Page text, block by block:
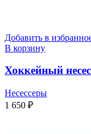
Добавить в
В корзину
Хоккейный
Несессеры
1 650 ₽